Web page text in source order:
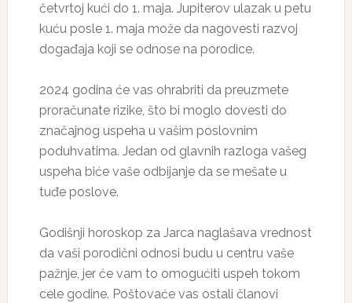
četvrtoj kući do 1. maja. Jupiterov ulazak u petu
kuću posle 1. maja može da nagovesti razvoj
događaja koji se odnose na porodice.
2024 godina će vas ohrabriti da preuzmete
proračunate rizike, što bi moglo dovesti do
značajnog uspeha u vašim poslovnim
poduhvatima. Jedan od glavnih razloga vašeg
uspeha biće vaše odbijanje da se mešate u
tuđe poslove.
Godišnji horoskop za Jarca naglašava vrednost
da vaši porodični odnosi budu u centru vaše
pažnje, jer će vam to omogućiti uspeh tokom
cele godine. Poštovaće vas ostali članovi